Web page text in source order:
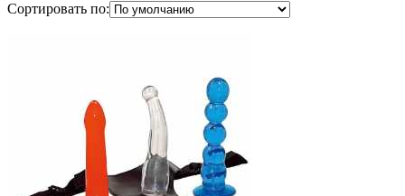
Сортировать по: